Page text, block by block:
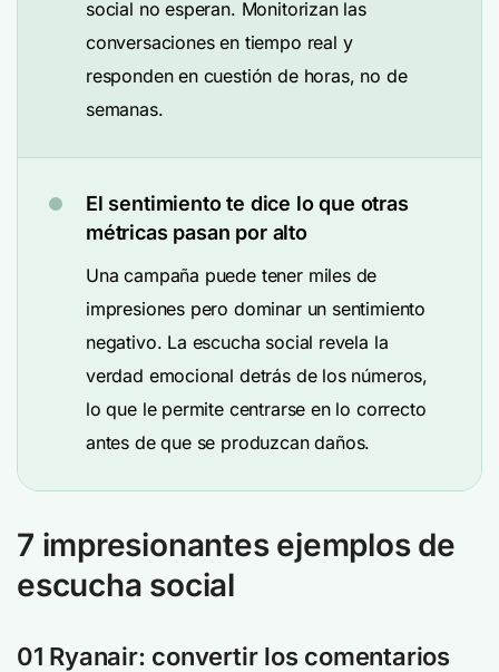
social no esperan. Monitorizan las
conversaciones en tiempo real y
responden en cuestión de horas, no de
semanas.
El sentimiento te dice lo que otras
métricas pasan por alto
Una campaña puede tener miles de
impresiones pero dominar un sentimiento
negativo. La escucha social revela la
verdad emocional detrás de los números,
lo que le permite centrarse en lo correcto
antes de que se produzcan daños.
7 impresionantes ejemplos de
escucha social
01 Ryanair: convertir los comentarios